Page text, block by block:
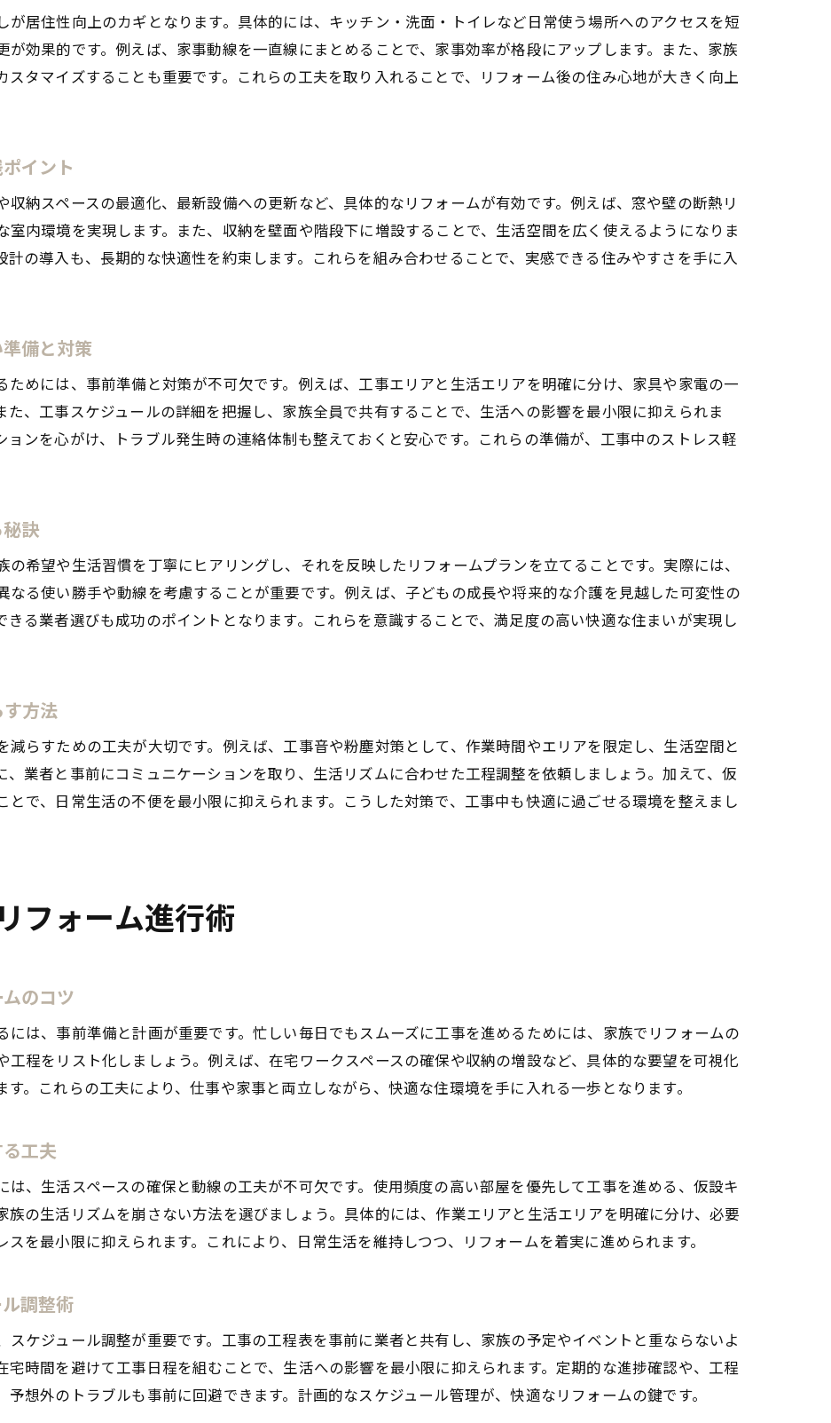
住みながらリフォームで大切な安全管理のポイント
生活スペースを確保するリフォームのアイデア
リフォーム中の食事や入浴を快適に保つ方法
間取り変更で快適さを実現する方法
リフォームによる間取り変更の効果と注意点
住みながらでも可能な間取り変更の進め方
快適な居住性を生むリフォーム事例を紹介
住みながらでも安心の間取り変更方法
リフォーム中の家具移動と生活空間確保の知恵
リフォーム時の家具移動を効率的に進めるコツ
住みながらリフォームで生活空間を守る方法
住みながらリフォームでも片付けやすい工夫
体験談から学ぶ住みながらリフォームの現実
リフォーム現場で役立った工夫を実例紹介
住みながらリフォームがもたらす変化と効果
体験談を活かしたリフォーム計画のヒント
無駄を省いて賢くリフォームする方法
長く快適に暮らすためのリフォーム成功ポイント
住みながらリフォームで長持ちする住まい作り
居住性を維持するためのメンテナンス方法
リフォーム成功のために知っておきたいこと
が居住性向上のカギとなります。具体的には、キッチン・洗面・トイレなど日常使う場所へのアクセスを短
効果的です。例えば、家事動線を一直線にまとめることで、家事効率が格段にアップします。また、家族
タマイズすることも重要です。これらの工夫を取り入れることで、リフォーム後の住み心地が大きく向上
イント
納スペースの最適化、最新設備への更新など、具体的なリフォームが有効です。例えば、窓や壁の断熱リ
内環境を実現します。また、収納を壁面や階段下に増設することで、生活空間を広く使えるようになりま
の導入も、長期的な快適性を約束します。これらを組み合わせることで、実感できる住みやすさを手に入
備と対策
めには、事前準備と対策が不可欠です。例えば、工事エリアと生活エリアを明確に分け、家具や家電の一
、工事スケジュールの詳細を把握し、家族全員で共有することで、生活への影響を最小限に抑えられま
ンを心がけ、トラブル発生時の連絡体制も整えておくと安心です。これらの準備が、工事中のストレス軽
訣
希望や生活習慣を丁寧にヒアリングし、それを反映したリフォームプランを立てることです。実際には、
る使い勝手や動線を考慮することが重要です。例えば、子どもの成長や将来的な介護を見越した可変性の
る業者選びも成功のポイントとなります。これらを意識することで、満足度の高い快適な住まいが実現し
方法
らすための工夫が大切です。例えば、工事音や粉塵対策として、作業時間やエリアを限定し、生活空間と
業者と事前にコミュニケーションを取り、生活リズムに合わせた工程調整を依頼しましょう。加えて、仮
で、日常生活の不便を最小限に抑えられます。こうした対策で、工事中も快適に過ごせる環境を整えまし
フォーム進行術
のコツ
には、事前準備と計画が重要です。忙しい毎日でもスムーズに工事を進めるためには、家族でリフォームの
程をリスト化しましょう。例えば、在宅ワークスペースの確保や収納の増設など、具体的な要望を可視化
。これらの工夫により、仕事や家事と両立しながら、快適な住環境を手に入れる一歩となります。
工夫
は、生活スペースの確保と動線の工夫が不可欠です。使用頻度の高い部屋を優先して工事を進める、仮設キ
族の生活リズムを崩さない方法を選びましょう。具体的には、作業エリアと生活エリアを明確に分け、必要
を最小限に抑えられます。これにより、日常生活を維持しつつ、リフォームを着実に進められます。
調整術
ケジュール調整が重要です。工事の工程表を事前に業者と共有し、家族の予定やイベントと重ならないよ
時間を避けて工事日程を組むことで、生活への影響を最小限に抑えられます。定期的な進捗確認や、工程
想外のトラブルも事前に回避できます。計画的なスケジュール管理が、快適なリフォームの鍵です。